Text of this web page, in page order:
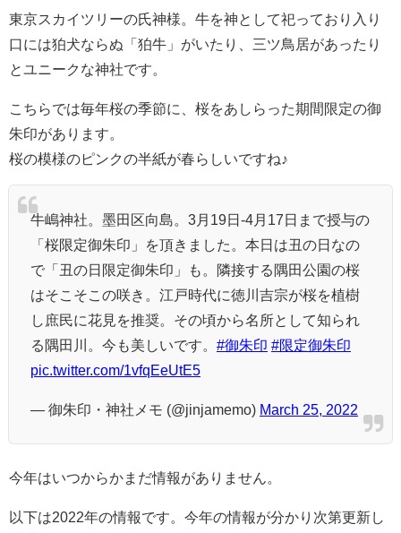
東京スカイツリーの氏神様。牛を神として祀っており入り
口には狛犬ならぬ「狛牛」がいたり、三ツ鳥居があったり
とユニークな神社です。
こちらでは毎年桜の季節に、桜をあしらった期間限定の御
朱印があります。
桜の模様のピンクの半紙が春らしいですね♪
牛嶋神社。墨田区向島。3月19日-4月17日まで授与の
「桜限定御朱印」を頂きました。本日は丑の日なの
で「丑の日限定御朱印」も。隣接する隅田公園の桜
はそこそこの咲き。江戸時代に徳川吉宗が桜を植樹
し庶民に花見を推奨。その頃から名所として知られ
る隅田川。今も美しいです。 #御朱印 #限定御朱印
pic.twitter.com/1vfqEeUtE5
— 御朱印・神社メモ (@jinjamemo) March 25, 2022
今年はいつからかまだ情報がありません。
以下は2022年の情報です。今年の情報が分かり次第更新し